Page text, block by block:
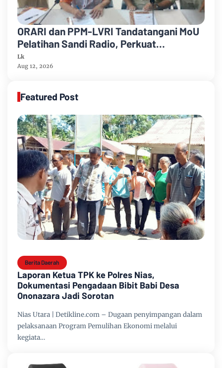
ORARI dan PPM-LVRI Tandatangani MoU
Pelatihan Sandi Radio, Perkuat
Komunikasi dan Bela Negara
Lk
Aug 12, 2026
Featured Post
Berita Daerah
Laporan Ketua TPK ke Polres Nias,
Dokumentasi Pengadaan Bibit Babi Desa
Ononazara Jadi Sorotan
Nias Utara | Detikline.com – Dugaan penyimpangan dalam
pelaksanaan Program Pemulihan Ekonomi melalui
kegiata…